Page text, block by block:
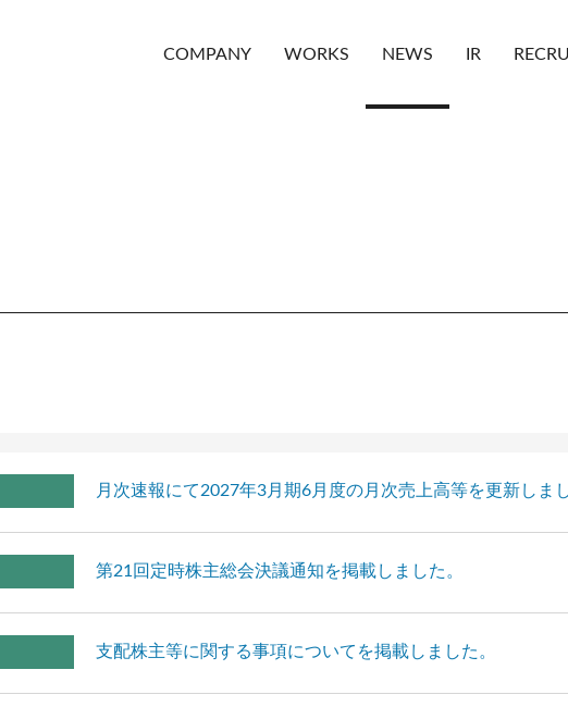
COMPANY WORKS NEWS IR
月次速報にて2027年3月期6月度の月次売上高等を更新しまし
第21回定時株主総会決議通知を掲載しました。
支配株主等に関する事項についてを掲載しました。